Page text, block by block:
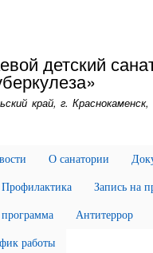
содержанию
детский
край, г.
О санатории
Профилактика
Запись на
Антитеррор
работы